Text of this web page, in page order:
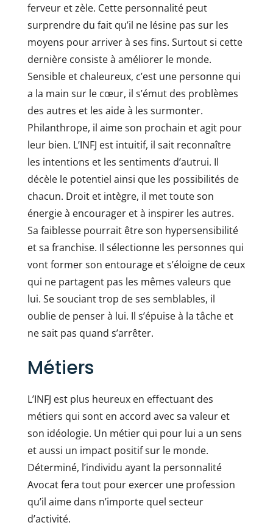
ferveur et zèle. Cette personnalité peut
surprendre du fait qu’il ne lésine pas sur les
moyens pour arriver à ses fins. Surtout si cette
dernière consiste à améliorer le monde.
Sensible et chaleureux, c’est une personne qui
a la main sur le cœur, il s’émut des problèmes
des autres et les aide à les surmonter.
Philanthrope, il aime son prochain et agit pour
leur bien. L’INFJ est intuitif, il sait reconnaître
les intentions et les sentiments d’autrui. Il
décèle le potentiel ainsi que les possibilités de
chacun. Droit et intègre, il met toute son
énergie à encourager et à inspirer les autres.
Sa faiblesse pourrait être son hypersensibilité
et sa franchise. Il sélectionne les personnes qui
vont former son entourage et s’éloigne de ceux
qui ne partagent pas les mêmes valeurs que
lui. Se souciant trop de ses semblables, il
oublie de penser à lui. Il s’épuise à la tâche et
ne sait pas quand s’arrêter.
Métiers
L’INFJ est plus heureux en effectuant des
métiers qui sont en accord avec sa valeur et
son idéologie. Un métier qui pour lui a un sens
et aussi un impact positif sur le monde.
Déterminé, l’individu ayant la personnalité
Avocat fera tout pour exercer une profession
qu’il aime dans n’importe quel secteur
d’activité.